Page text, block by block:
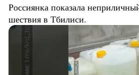
Россиянка показала
шествия в Тбилиси.